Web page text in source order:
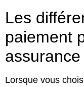
Les
paiement
Lorsque vous